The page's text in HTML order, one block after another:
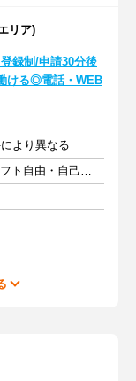
リア)
録制/申請30分後
ける◎電話・WEB
より異なる
週1日以上 1日4時間以上 シフト自由・自己申告